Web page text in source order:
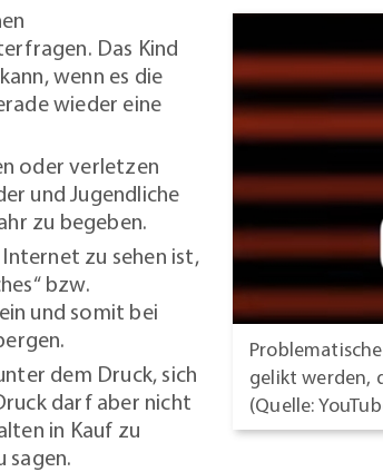
gelikt werden,
(Quelle:
Das Kind
wenn es die
wieder eine
oder verletzen
und Jugendliche
zu begeben.
zu sehen ist,
bzw.
und somit bei
dem Druck, sich
darf aber nicht
in Kauf zu
sagen.